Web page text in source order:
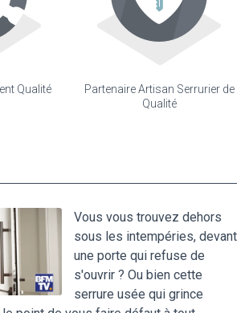
Qualité
Partenaire Artisan Serrurier de
Qualité
Vous vous trouvez dehors
sous les intempéries, devant
une porte qui refuse de
s'ouvrir ? Ou bien cette
serrure usée qui grince